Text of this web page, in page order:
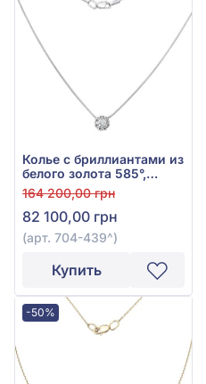
Колье с бриллиантами из
белого золота 585°,
бриллиант 0,24ct, арт.
704-439
164 200,00 грн
82 100,00 грн
(арт. 704-439^)
Купить
-50%